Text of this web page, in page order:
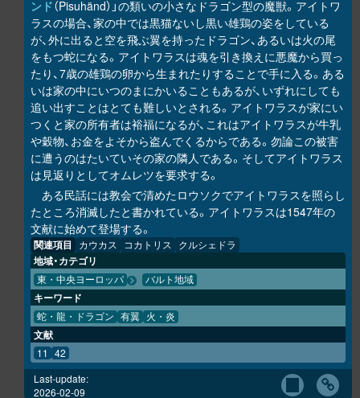
ンド（Pisuhänd）」の類いの小さなドラゴン型の魔獣。アイトワ
ラスの場合、家の中では黒猫ないし黒い雄鶏の姿をしている
が、外に出ると空を飛ぶ翼を持ったドラゴン、あるいは火の尾
をもつ蛇になる。アイトワラスは魂を引き換えに悪魔から買っ
たり、7歳の雄鶏の卵から生まれたりすることで手に入る。ある
いは家の中にいつのまにかいることもあるが、いずれにしても
追い出すことはとても難しいとされる。アイトワラスが家にい
つくと家の所有者は裕福になるが、これはアイトワラスが牛乳
や穀物、お金をよそから盗んでくるからである。勿論この被害
に遭うのはたいていその家の隣人である。そしてアイトワラス
は見返りとしてオムレツを要求する。
ある民話には教会で清めたロウソクでアイトワラスを照らし
たところ消滅したと書かれている。アイトワラスは1547年の
文献に始めて登場する。
関連項目 カウカス コカトリス クルシェドラ
地域・カテゴリ
東・中央ヨーロッパ バルト地域
キーワード
蛇・龍・ドラゴン 有翼 火・炎
文献
11 42
Last-update:
2026-02-09